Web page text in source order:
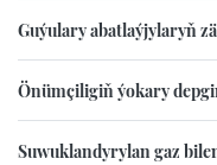
Guýulary abatlaýjylaryň
Önümçiligiň ýokary
Suwuklandyrylan gaz